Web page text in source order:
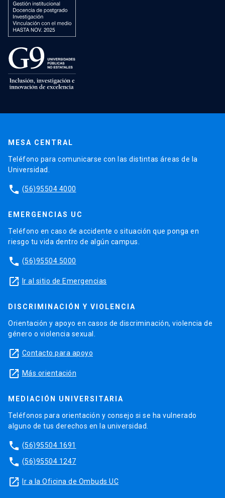
MESA CENTRAL
Teléfono para comunicarse con las distintas áreas de la
Universidad.
phone (56)95504 4000
EMERGENCIAS UC
Teléfono en caso de accidente o situación que ponga en
riesgo tu vida dentro de algún campus.
phone (56)95504 5000
launch Ir al sitio de Emergencias
DISCRIMINACIÓN Y VIOLENCIA
Orientación y apoyo en casos de discriminación, violencia de
género o violencia sexual.
launch Contacto para apoyo
launch Más orientación
MEDIACIÓN UNIVERSITARIA
Teléfonos para orientación y consejo si se ha vulnerado
alguno de tus derechos en la universidad.
phone (56)95504 1691
phone (56)95504 1247
launch Ir a la Oficina de Ombuds UC